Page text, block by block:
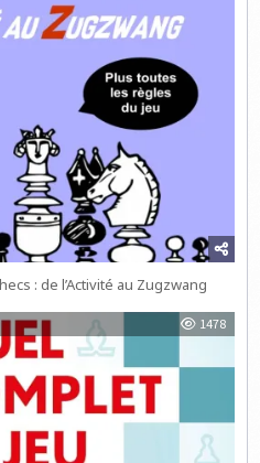
: de l’Activité au Zugzwang
1478